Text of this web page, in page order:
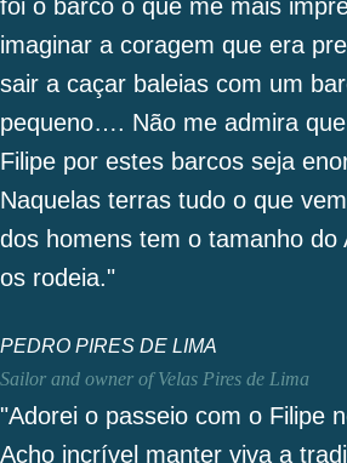
foi o barco o que me mais
imaginar a coragem que era
sair a caçar baleias com um
pequeno…. Não me admira
Filipe por estes barcos seja
Naquelas terras tudo o que
dos homens tem o tamanho do
os rodeia."
PEDRO PIRES DE LIMA
Sailor and owner of Velas Pires de Lima
"Adorei o passeio com o Filipe
Acho incrível manter viva a